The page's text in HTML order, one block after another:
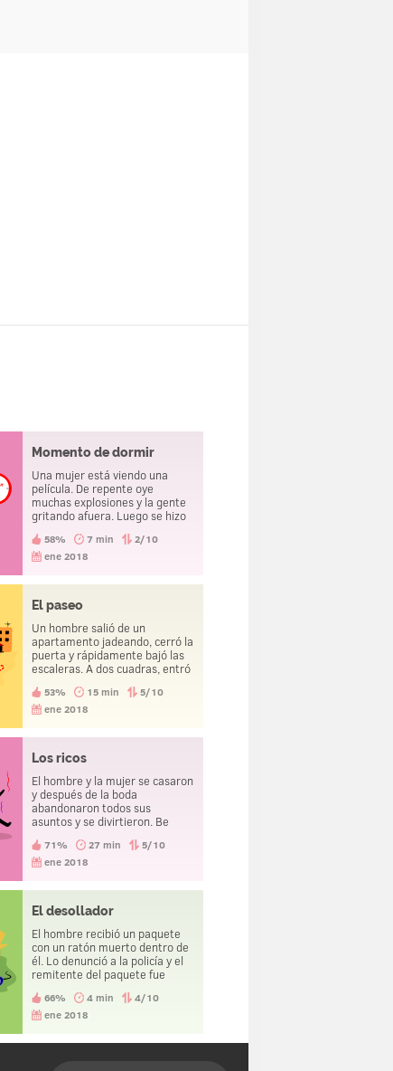
Momento de dormir
Una mujer está viendo una
película. De repente oye
muchas explosiones y la gente
gritando afuera. Luego se hizo
televisor y se fue a dormir.
58% 7 min
2/10
ene 2018
El paseo
Un hombre salió de un
apartamento jadeando, cerró la
puerta y rápidamente bajó las
escaleras. A dos cuadras, entró
alivio. ¿Qué pasó?
53% 15 min
5/10
ene 2018
Los ricos
El hombre y la mujer se casaron
y después de la boda
abandonaron todos sus
asuntos y se divirtieron. Вe
millonarios tres años después.
71% 27 min
5/10
ene 2018
El desollador
El hombre recibió un paquete
con un ratón muerto dentro de
él. Lo denunció a la policía y el
remitente del paquete fue
66% 4 min
4/10
ene 2018